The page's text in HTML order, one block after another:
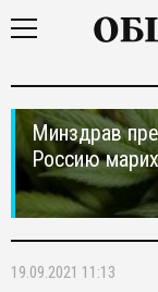
Минздрав
Россию
19.09.2021 11:13